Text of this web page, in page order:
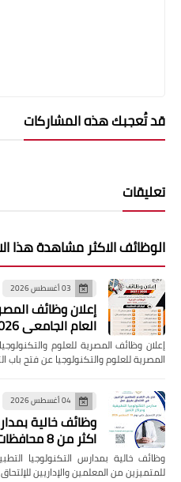
قد تُعجبك هذه المشاركات
تعليقات
الوظائف الاكثر مشاهدة هذا
03 أغسطس 2026
العام الجامعي 2027/2026
المصرية للعلوم والتكنولوجيا عن فتح باب
04 أغسطس 2026
وظائف خالية
اكثر من 8 محافظات
للمتميزين من المعلمين والإداريين